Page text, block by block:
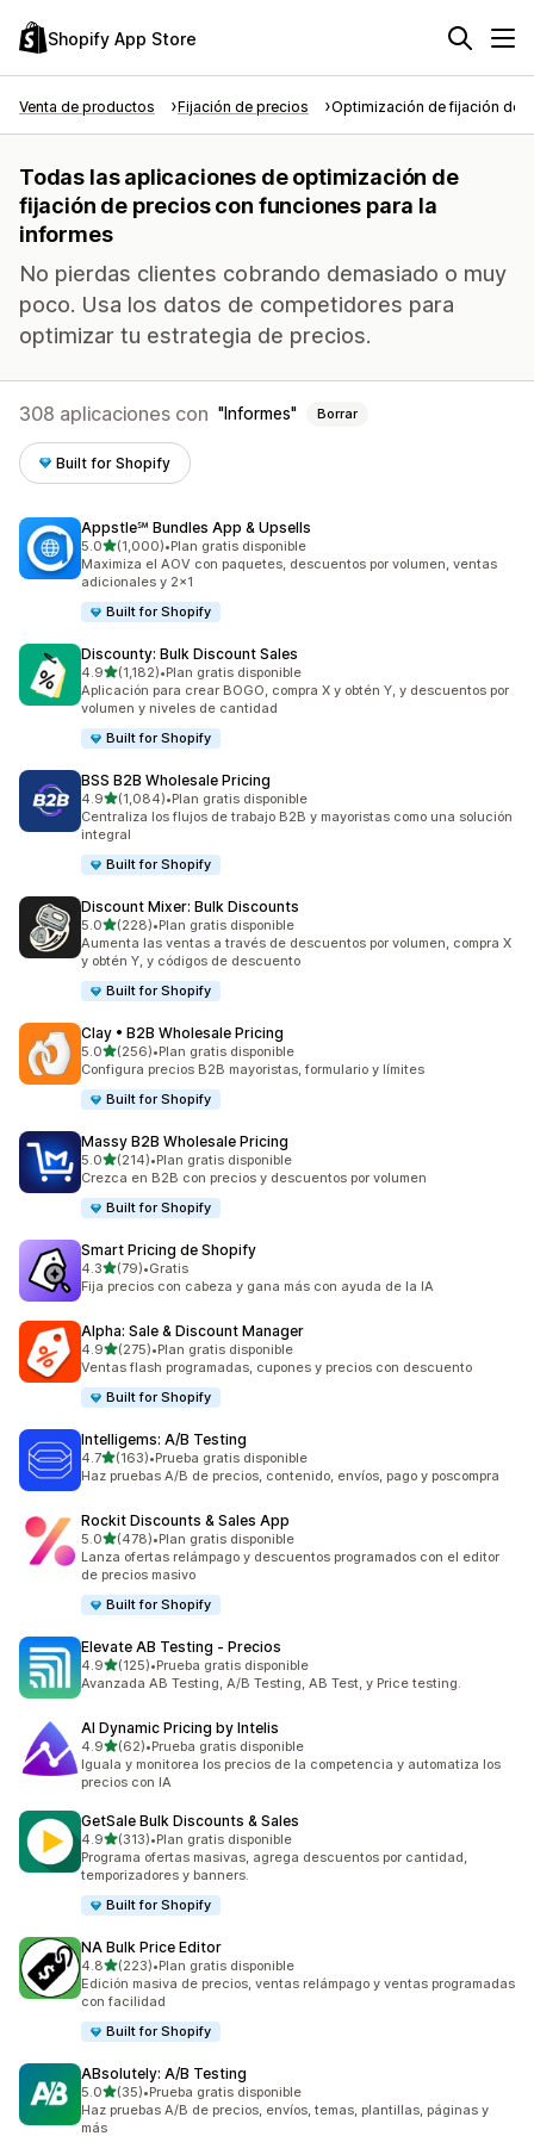
Shopify App Store
Venta de productos Fijación de precios Optimización de fijación de
Todas las aplicaciones de optimización de
fijación de precios con funciones para la
informes
No pierdas clientes cobrando demasiado o muy
poco. Usa los datos de competidores para
optimizar tu estrategia de precios.
308 aplicaciones con Informes Borrar
Built for Shopify
Appstle℠ Bundles App & Upsells
5.0de 5 estrellas
(1,000)
1000 reseñas en total
•Plan gratis disponible
Maximiza el AOV con paquetes, descuentos por volumen, ventas
adicionales y 2x1
Built for Shopify
Discounty: Bulk Discount Sales
4.9de 5 estrellas
(1,182)
1182 reseñas en total
•Plan gratis disponible
Aplicación para crear BOGO, compra X y obtén Y, y descuentos por
volumen y niveles de cantidad
Built for Shopify
BSS B2B Wholesale Pricing
4.9de 5 estrellas
(1,084)
1084 reseñas en total
•Plan gratis disponible
Centraliza los flujos de trabajo B2B y mayoristas como una solución
integral
Built for Shopify
Discount Mixer: Bulk Discounts
5.0de 5 estrellas
(228)
228 reseñas en total
•Plan gratis disponible
Aumenta las ventas a través de descuentos por volumen, compra X
y obtén Y, y códigos de descuento
Built for Shopify
Clay • B2B Wholesale Pricing
5.0de 5 estrellas
(256)
256 reseñas en total
•Plan gratis disponible
Configura precios B2B mayoristas, formulario y límites
Built for Shopify
Massy B2B Wholesale Pricing
5.0de 5 estrellas
(214)
214 reseñas en total
•Plan gratis disponible
Crezca en B2B con precios y descuentos por volumen
Built for Shopify
Smart Pricing de Shopify
4.3de 5 estrellas
(79)
79 reseñas en total
•Gratis
Fija precios con cabeza y gana más con ayuda de la IA
Alpha: Sale & Discount Manager
4.9de 5 estrellas
(275)
275 reseñas en total
•Plan gratis disponible
Ventas flash programadas, cupones y precios con descuento
Built for Shopify
Intelligems: A/B Testing
4.7de 5 estrellas
(163)
163 reseñas en total
•Prueba gratis disponible
Haz pruebas A/B de precios, contenido, envíos, pago y poscompra
Rockit Discounts & Sales App
5.0de 5 estrellas
(478)
478 reseñas en total
•Plan gratis disponible
Lanza ofertas relámpago y descuentos programados con el editor
de precios masivo
Built for Shopify
Elevate AB Testing ‑ Precios
4.9de 5 estrellas
(125)
125 reseñas en total
•Prueba gratis disponible
Avanzada AB Testing, A/B Testing, AB Test, y Price testing.
AI Dynamic Pricing by Intelis
4.9de 5 estrellas
(62)
62 reseñas en total
•Prueba gratis disponible
Iguala y monitorea los precios de la competencia y automatiza los
precios con IA
GetSale Bulk Discounts & Sales
4.9de 5 estrellas
(313)
313 reseñas en total
•Plan gratis disponible
Programa ofertas masivas, agrega descuentos por cantidad,
temporizadores y banners.
Built for Shopify
NA Bulk Price Editor
4.8de 5 estrellas
(223)
223 reseñas en total
•Plan gratis disponible
Edición masiva de precios, ventas relámpago y ventas programadas
con facilidad
Built for Shopify
ABsolutely: A/B Testing
5.0de 5 estrellas
(35)
35 reseñas en total
•Prueba gratis disponible
Haz pruebas A/B de precios, envíos, temas, plantillas, páginas y
más